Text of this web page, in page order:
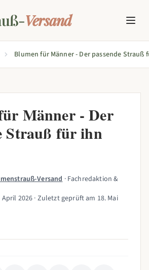
Versand
Blumen für Männer - Der passende Strauß
Männer - Der
Strauß für ihn
Versand· Fachredaktion &
April 2026 · Zuletzt geprüft am 18. Mai